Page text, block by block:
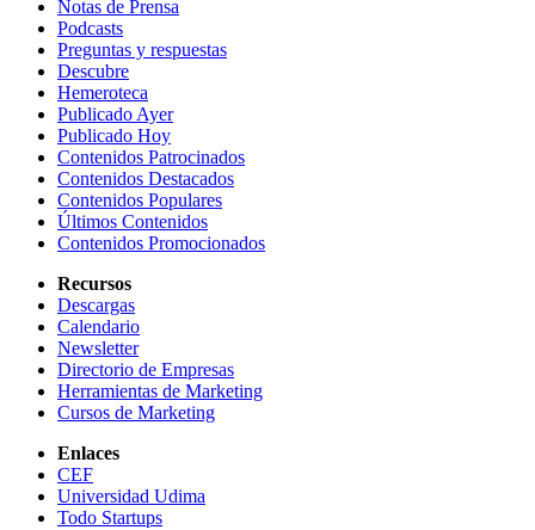
Notas de Prensa
Podcasts
Preguntas y respuestas
Descubre
Hemeroteca
Publicado Ayer
Publicado Hoy
Contenidos Patrocinados
Contenidos Destacados
Contenidos Populares
Últimos Contenidos
Contenidos Promocionados
Recursos
Descargas
Calendario
Newsletter
Directorio de Empresas
Herramientas de Marketing
Cursos de Marketing
Enlaces
CEF
Universidad Udima
Todo Startups